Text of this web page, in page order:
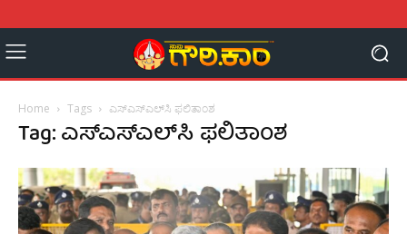
Home Tags ಎಸ್‌ಎಸ್‌ಎಲ್‌ಸಿ ಫಲಿತಾಂಶ
Tag: ಎಸ್‌ಎಸ್‌ಎಲ್‌ಸಿ ಫಲಿತಾಂಶ